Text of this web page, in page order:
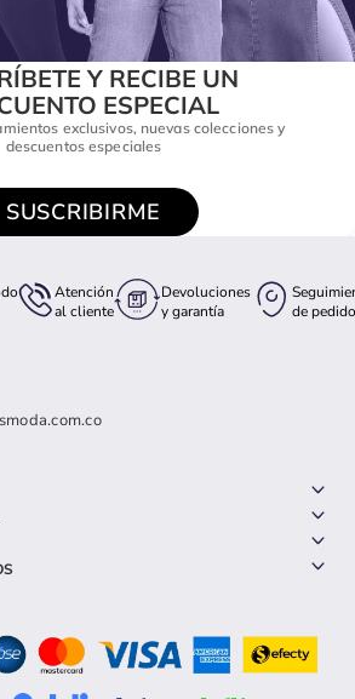
Y RECIBE UN
ESPECIAL
exclusivos, nuevas colecciones y
descuentos especiales
SUSCRIBIRME
Atención
al cliente
Devoluciones
y garantía
de pedido